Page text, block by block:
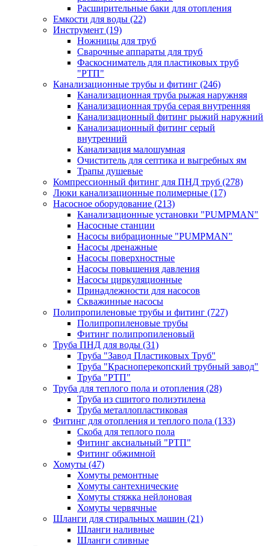
Расширительные баки для отопления
Емкости для воды (22)
Инструмент (19)
Ножницы для труб
Сварочные аппараты для труб
Фаскосниматель для пластиковых труб
"РТП"
Канализационные трубы и фитинг (246)
Канализационная труба рыжая наружняя
Канализационная труба серая внутренняя
Канализационный фитинг рыжий наружний
Канализационный фитинг серый
внутренний
Канализация малошумная
Очиститель для септика и выгребных ям
Трапы душевые
Компрессионный фитинг для ПНД труб (278)
Люки канализационные полимерные (17)
Насосное оборудование (213)
Канализационные установки "PUMPMAN"
Насосные станции
Насосы вибрационные "PUMPMAN"
Насосы дренажные
Насосы поверхностные
Насосы повышения давления
Насосы циркуляционные
Принадлежности для насосов
Скважинные насосы
Полипропиленовые трубы и фитинг (727)
Полипропиленовые трубы
Фитинг полипропиленовый
Труба ПНД для воды (31)
Труба "Завод Пластиковых Труб"
Труба "Красноперекопский трубный завод"
Труба "РТП"
Труба для теплого пола и отопления (28)
Труба из сшитого полиэтилена
Труба металлопластиковая
Фитинг для отопления и теплого пола (133)
Скоба для теплого пола
Фитинг аксиальный "РТП"
Фитинг обжимной
Хомуты (47)
Хомуты ремонтные
Хомуты сантехнические
Хомуты стяжка нейлоновая
Хомуты червячные
Шланги для стиральных машин (21)
Шланги наливные
Шланги сливные